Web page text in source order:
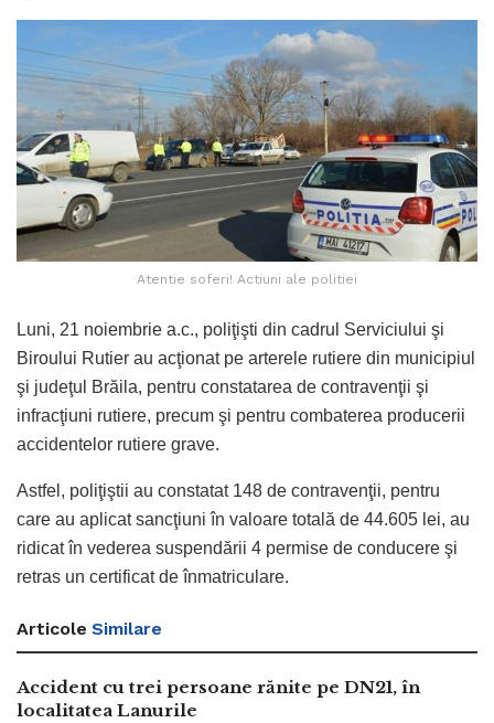
Atentie soferi! Actiuni ale politiei
Luni, 21 noiembrie a.c., poliţişti din cadrul Serviciului şi
Biroului Rutier au acţionat pe arterele rutiere din municipiul
şi judeţul Brăila, pentru constatarea de contravenţii şi
infracţiuni rutiere, precum şi pentru combaterea producerii
accidentelor rutiere grave.
Astfel, poliţiştii au constatat 148 de contravenţii, pentru
care au aplicat sancţiuni în valoare totală de 44.605 lei, au
ridicat în vederea suspendării 4 permise de conducere şi
retras un certificat de înmatriculare.
Articole Similare
Accident cu trei persoane rănite pe DN21, în
localitatea Lanurile